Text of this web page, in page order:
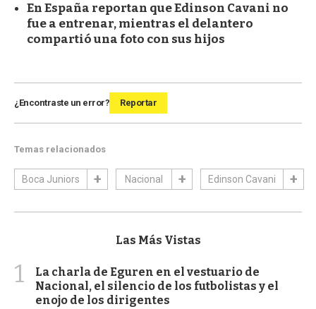
En España reportan que Edinson Cavani no
fue a entrenar, mientras el delantero
compartió una foto con sus hijos
¿Encontraste un error? Reportar
Temas relacionados
Boca Juniors Nacional Edinson Cavani
Las Más Vistas
1
La charla de Eguren en el vestuario de
Nacional, el silencio de los futbolistas y el
enojo de los dirigentes